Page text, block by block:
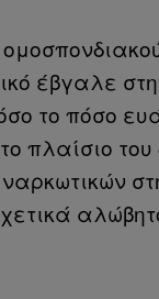
έβγαλε
το πόσο
πλαίσιο